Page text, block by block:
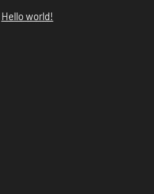
Hello world!